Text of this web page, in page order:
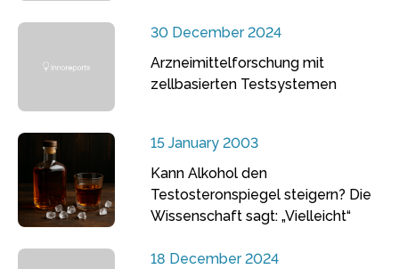
30 December 2024
Arzneimittelforschung mit
zellbasierten Testsystemen
15 January 2003
Kann Alkohol den
Testosteronspiegel steigern? Die
Wissenschaft sagt: „Vielleicht“
18 December 2024